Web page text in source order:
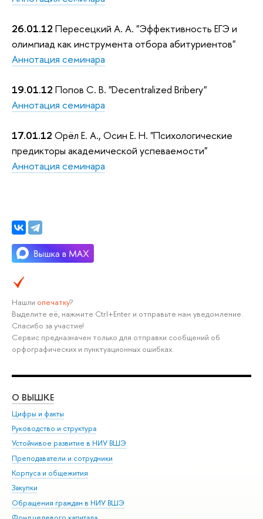
26.01.12 Пересецкий А. А. "Эффективность ЕГЭ и
олимпиад как инструмента отбора абитуриентов"
Аннотация семинара
19.01.12 Попов С. В. "Decentralized Bribery"
Аннотация семинара
17.01.12 Орёл Е. А., Осин Е. Н. "Психологические
предикторы академической успеваемости"
Аннотация семинара
Нашли опечатку?
Выделите её, нажмите Ctrl+Enter и отправьте нам уведомление.
Спасибо за участие!
Сервис предназначен только для отправки сообщений об
орфографических и пунктуационных ошибках.
О ВЫШКЕ
Цифры и факты
Руководство и структура
Устойчивое развитие в НИУ ВШЭ
Преподаватели и сотрудники
Корпуса и общежития
Закупки
Обращения граждан в НИУ ВШЭ